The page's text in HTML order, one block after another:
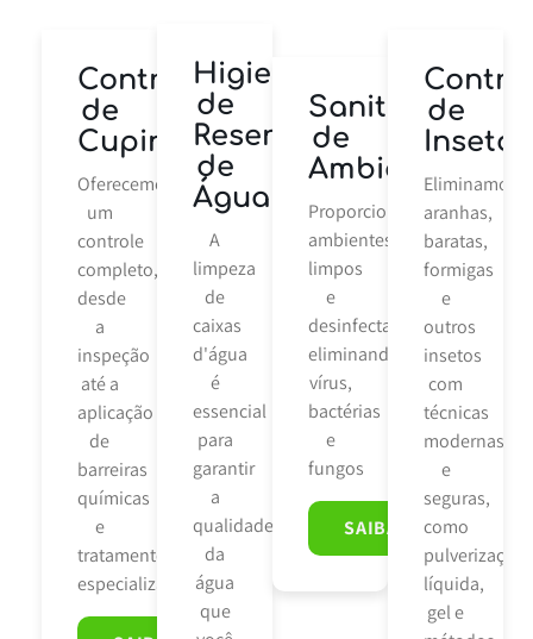
Controle
de
Cupins
Oferecemos
um
controle
completo,
desde
a
inspeção
até a
aplicação
de
barreiras
químicas
e
tratamentos
especializados
Higienização
de
Reservatórios
de
Água
A
limpeza
de
caixas
d'água
é
essencial
para
garantir
a
qualidade
da
água
que
Sanitização
de
Ambiente
Proporcionamos
ambientes
limpos
e
desinfectados,
eliminando
vírus,
bactérias
e
fungos
SAIBA MAIS
de
Insetos
Eliminamos
aranhas,
baratas,
formigas
e
outros
insetos
com
técnicas
modernas
e
seguras,
como
pulverização
líquida,
gel e